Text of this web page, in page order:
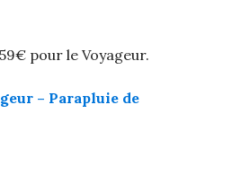
pour le Voyageur.
– Parapluie de